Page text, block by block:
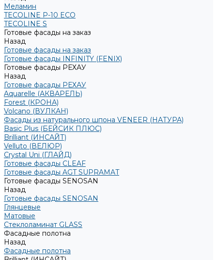
Меламин
TECOLINE P-10 ECO
TECOLINE S
Готовые фасады на заказ
Назад
Готовые фасады на заказ
Готовые фасады INFINITY (FENIX)
Готовые фасады РЕХАУ
Назад
Готовые фасады РЕХАУ
Aquarelle (АКВАРЕЛЬ)
Forest (КРОНА)
Volcano (ВУЛКАН)
Фасады из натурального шпона VENEER (НАТУРА)
Basic Plus (БЕЙСИК ПЛЮС)
Brilliant (ИНСАЙТ)
Velluto (ВЕЛЮР)
Crystal Uni (ГЛАЙД)
Готовые фасады CLEAF
Готовые фасады AGT SUPRAMAT
Готовые фасады SENOSAN
Назад
Готовые фасады SENOSAN
Глянцевые
Матовые
Стеклоламинат GLASS
Фасадные полотна
Назад
Фасадные полотна